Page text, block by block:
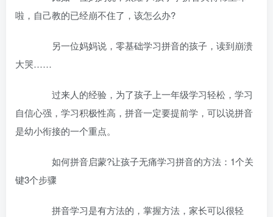
啦，自己教的已经崩不住了，该怎么办?
另一位妈妈说，零基础学习拼音的孩子，读到崩溃
大哭……
过来人的经验，为了孩子上一年级学习轻松，学习
自信心强，学习积极性高，拼音一定要提前学，可以说拼音
是幼小衔接的一个重点。
如何拼音启蒙?让孩子无痛学习拼音的方法：1个关
键3个步骤
拼音学习是有方法的，掌握方法，家长可以很轻